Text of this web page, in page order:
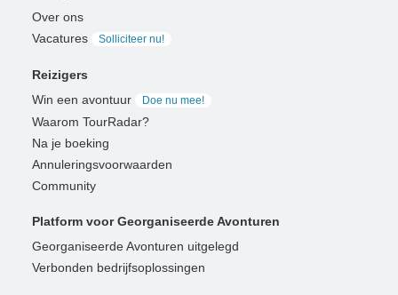
Over ons
Vacatures
Solliciteer nu!
Reizigers
Win een avontuur
Doe nu mee!
Waarom TourRadar?
Na je boeking
Annuleringsvoorwaarden
Community
Platform voor Georganiseerde Avonturen
Georganiseerde Avonturen uitgelegd
Verbonden bedrijfsoplossingen